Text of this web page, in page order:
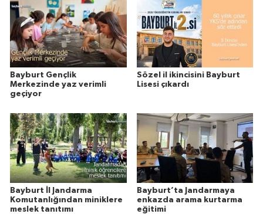
Bayburt Gençlik
Merkezinde yaz verimli
geçiyor
Sözel il ikincisini Bayburt
Lisesi çıkardı
Bayburt İl Jandarma
Komutanlığından miniklere
meslek tanıtımı
Bayburt’ta Jandarmaya
enkazda arama kurtarma
eğitimi